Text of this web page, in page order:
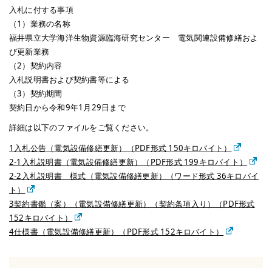
入札に付する事項
（1）業務の名称
福井県立大学海洋生物資源臨海研究センター 電気関連設備修繕およ
び更新業務
（2）契約内容
入札説明書および契約書等による
（3）契約期間
契約日から令和9年1月29日まで
詳細は以下のファイルをご覧ください。
1入札公告（電気設備修繕更新）（PDF形式 150キロバイト）
2-1入札説明書（電気設備修繕更新）（PDF形式 199キロバイト）
2-2入札説明書 様式（電気設備修繕更新）（ワード形式 36キロバイ
ト）
3契約書鑑（案）（電気設備修繕更新）（契約条項入り）（PDF形式
152キロバイト）
4仕様書（電気設備修繕更新）（PDF形式 152キロバイト）